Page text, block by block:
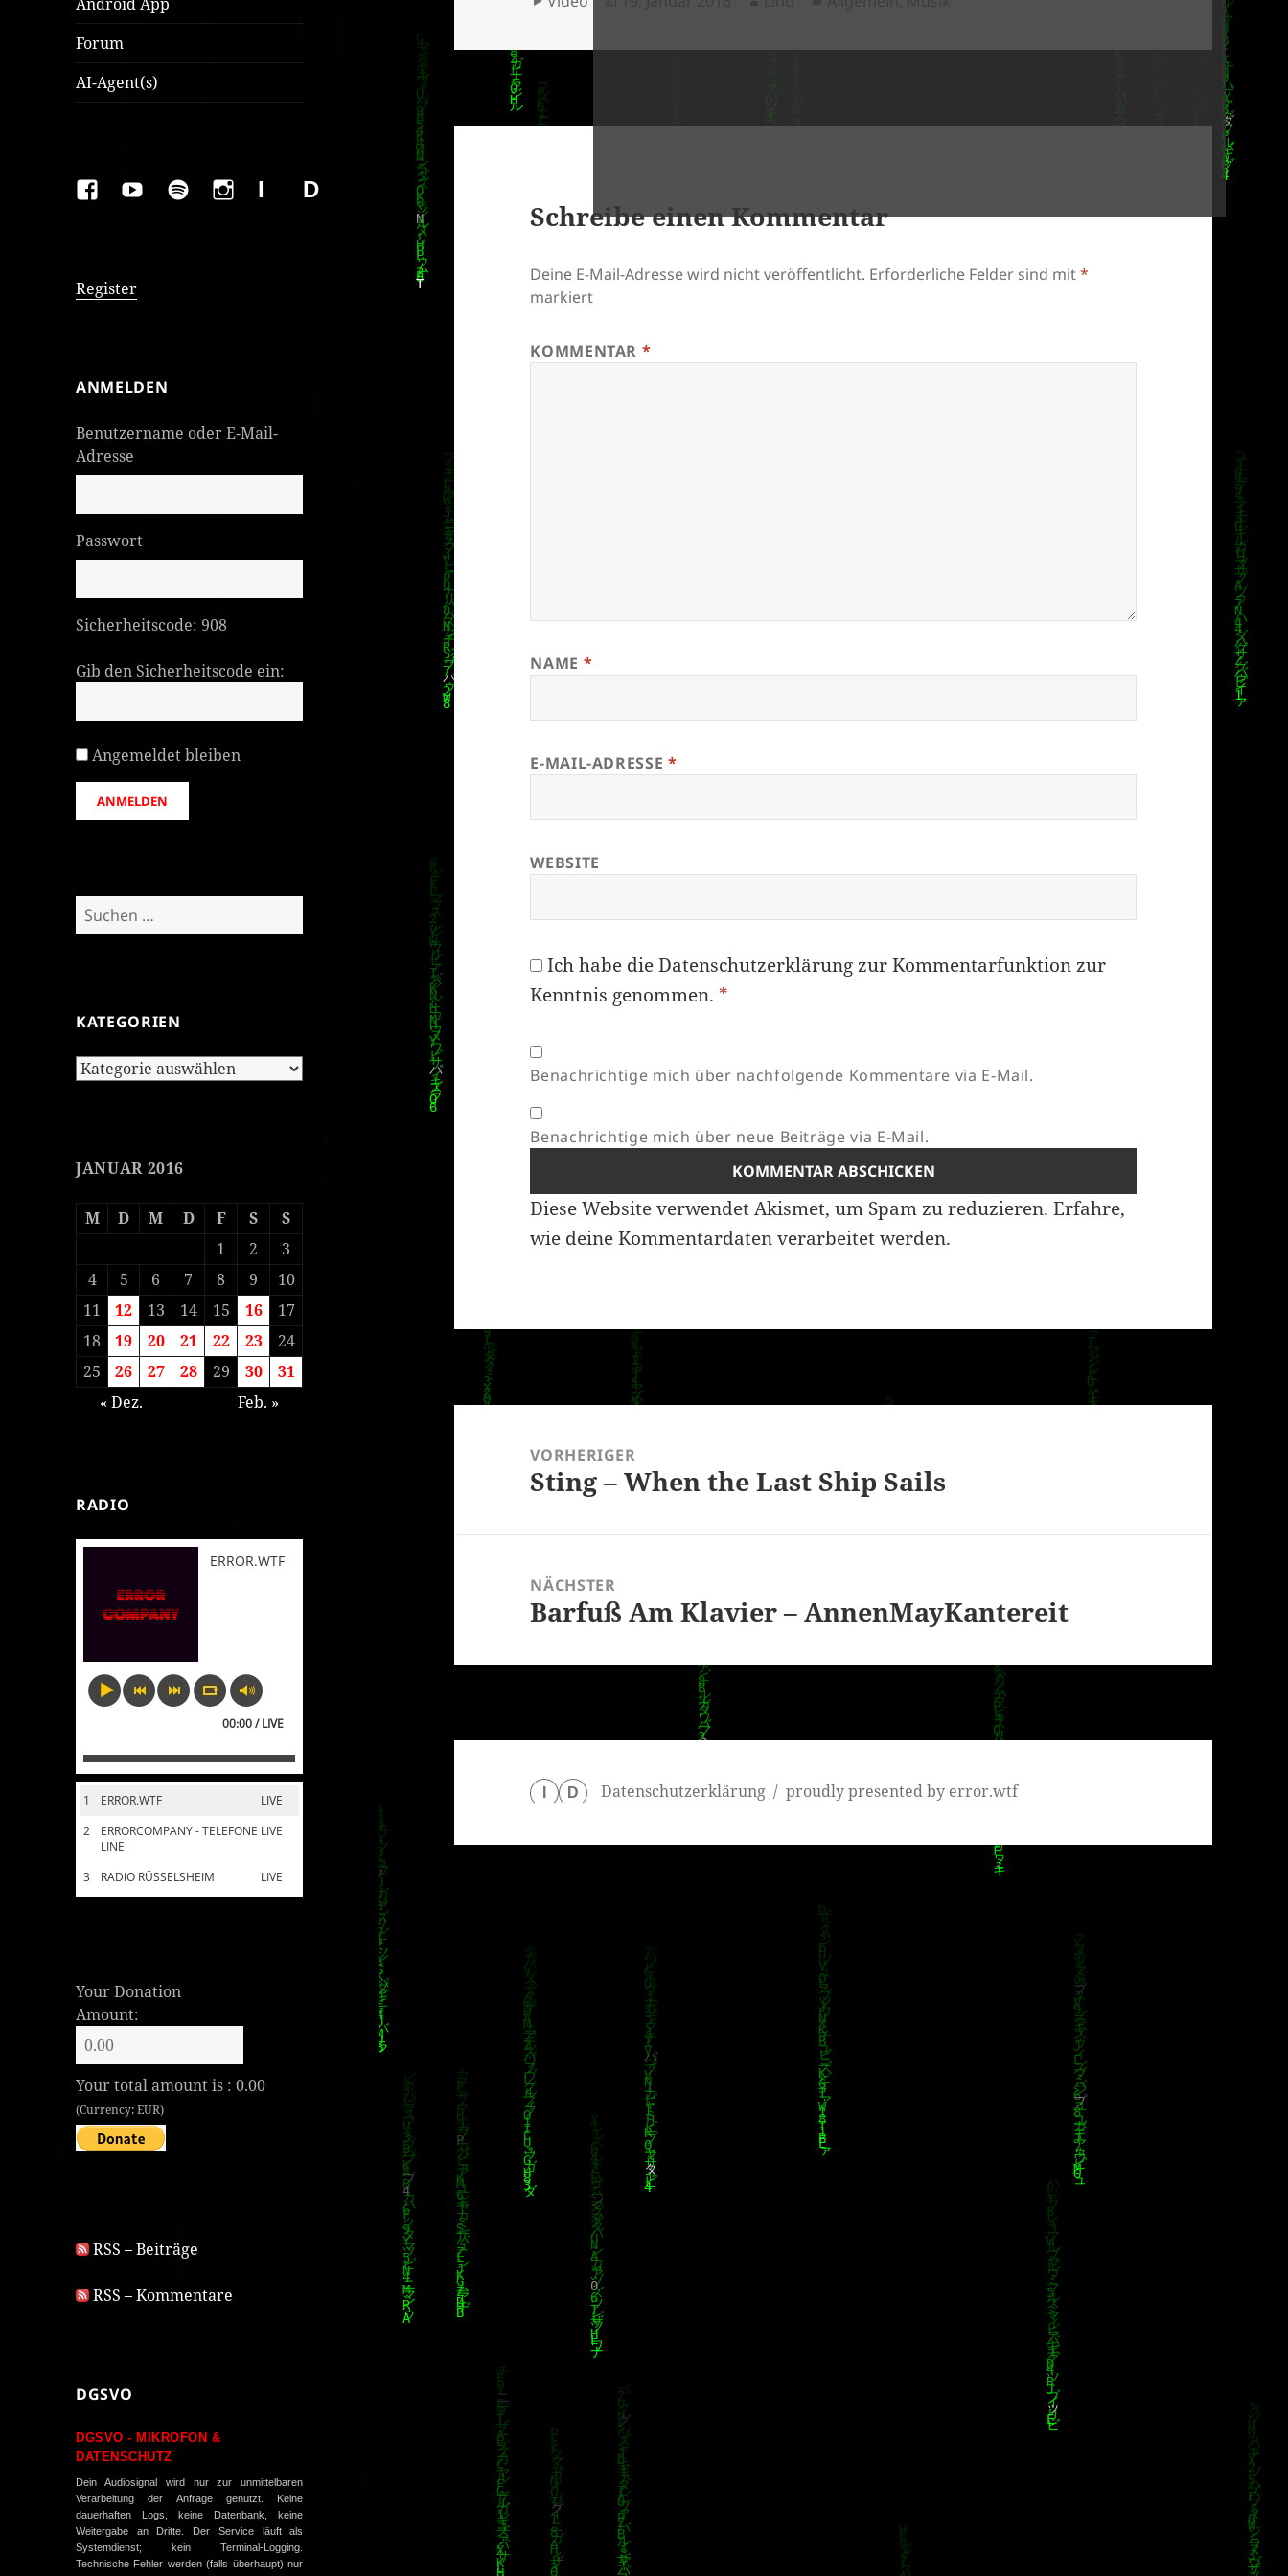
Forum
AI-Agent(s)
FAKEBOOK
YOUTUBESPOTIFYINSTAGRAM
IMPRESSUMDatenschutzerklärung
Register
ANMELDEN
Benutzername oder E-Mail-
Adresse
Passwort
Sicherheitscode: 908
Gib den Sicherheitscode ein:
Angemeldet bleiben
ANMELDEN
Suchen
nach:
KATEGORIEN
Kategorien
JANUAR 2016
M D M D F S
S
1
2
3
4
5 6 7 8 9
10
11
12 13 14 15 16
17
18
19 20 21 22 23
24
25
26 27 28 29 30
31
« Dez.
Feb. »
RADIO
ERROR.WTF
00:00 / LIVE
1 LIVE
ERROR.WTF
2
LIVE
ERRORCOMPANY - TELEFONE
LINE
3
LIVE
RADIO RÜSSELSHEIM
Your Donation
Amount:
Your total amount is :0.00
(Currency: EUR)
RSS – Beiträge
RSS – Kommentare
DGSVO
DGSVO - MIKROFON &
DATENSCHUTZ
Dein Audiosignal wird nur zur unmittelbaren
Verarbeitung der Anfrage genutzt. Keine
dauerhaften Logs, keine Datenbank, keine
Weitergabe an Dritte. Der Service läuft als
Systemdienst; kein Terminal-Logging.
Technische Fehler werden (falls überhaupt) nur
Schreibe einen Kommentar
Deine E-Mail-Adresse wird nicht veröffentlicht. Erforderliche Felder sind mit*
markiert
KOMMENTAR *
NAME *
E-MAIL-ADRESSE *
WEBSITE
Ich habe dieDatenschutzerklärungzur Kommentarfunktion zur
Kenntnis genommen. *
Benachrichtige mich über nachfolgende Kommentare via E-Mail.
Benachrichtige mich über neue Beiträge via E-Mail.
Diese Website verwendet Akismet, um Spam zu reduzieren.Erfahre,
wie deine Kommentardaten verarbeitet werden.
VORHERIGER
Vorheriger
Sting – When the Last Ship Sails
NÄCHSTER
Nächster
Barfuß Am Klavier – AnnenMayKantereit
D Datenschutzerklärung proudly presented by error.wtf